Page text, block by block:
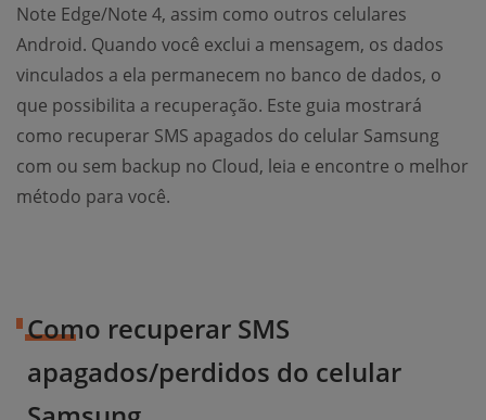
Note Edge/Note 4, assim como outros celulares
Android. Quando você exclui a mensagem, os dados
vinculados a ela permanecem no banco de dados, o
que possibilita a recuperação. Este guia mostrará
como recuperar SMS apagados do celular Samsung
com ou sem backup no Cloud, leia e encontre o melhor
método para você.
Como recuperar SMS
apagados/perdidos do celular